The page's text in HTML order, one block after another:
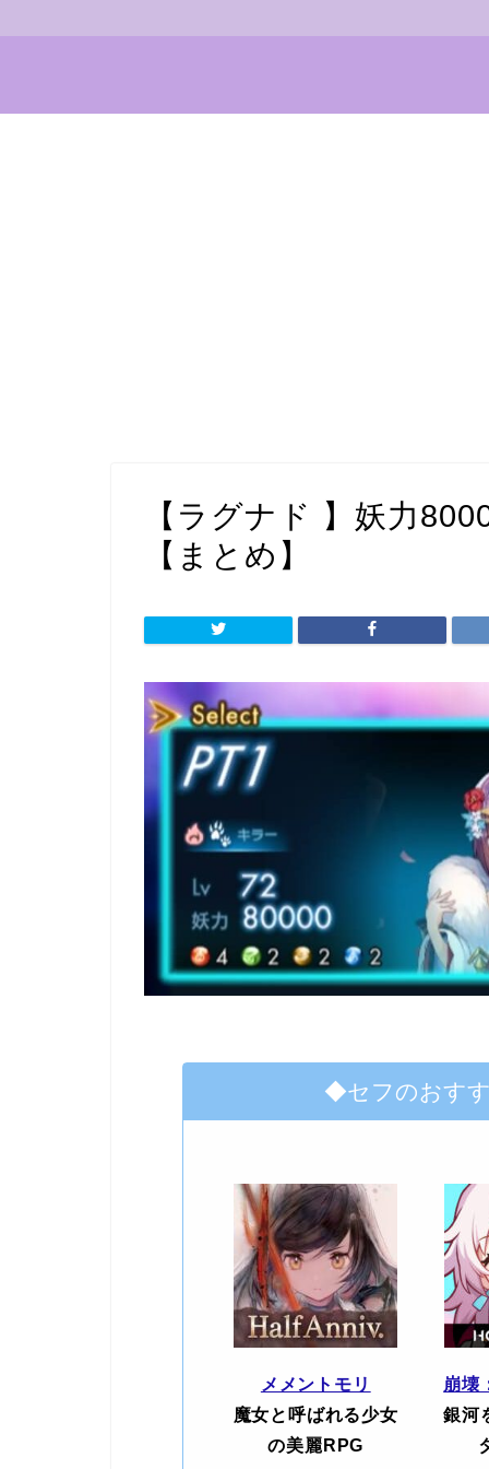
【ラグナド 】妖力
【まとめ】
◆セフのおす
メメントモリ
魔女と呼ばれる少女
の美麗RPG
崩壊
銀河